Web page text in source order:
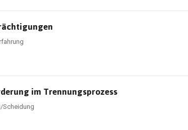
im Trennungsprozess
Scheidung